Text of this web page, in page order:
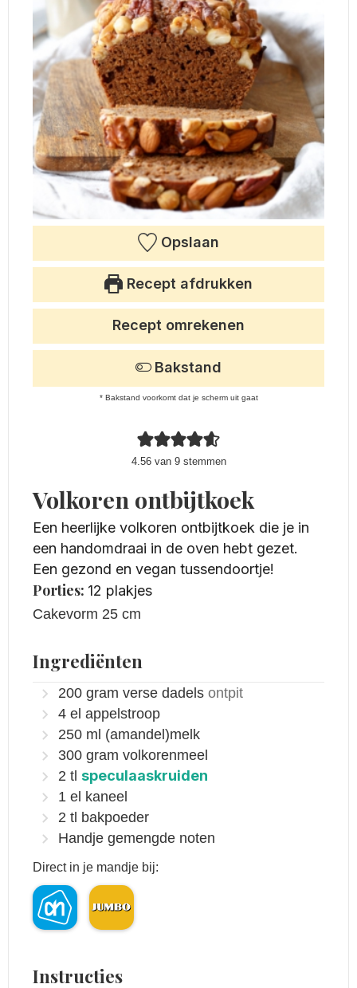
Opslaan
Recept afdrukken
4.56van 9stemmen
Recept omrekenen
Bakstand
* Bakstand voorkomt dat je scherm uit gaat
Volkoren ontbijtkoek
Een heerlijke volkoren ontbijtkoek die je in
een handomdraai in de oven hebt gezet.
Een gezond en vegan tussendoortje!
Porties: 12 plakjes
Cakevorm 25 cm
Ingrediënten
200 gram verse dadels ontpit
4 el appelstroop
250 ml (amandel)melk
300 gram volkorenmeel
2 tl speculaaskruiden
1 el kaneel
2 tl bakpoeder
Handje gemengde noten
Direct in je mandje bij:
Instructies